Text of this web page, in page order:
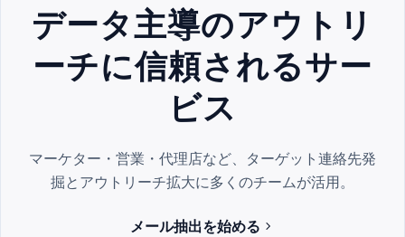
データ主導のアウトリ
ーチに信頼されるサー
ビス
マーケター・営業・代理店など、ターゲット連絡先発
掘とアウトリーチ拡大に多くのチームが活用。
メール抽出を始める